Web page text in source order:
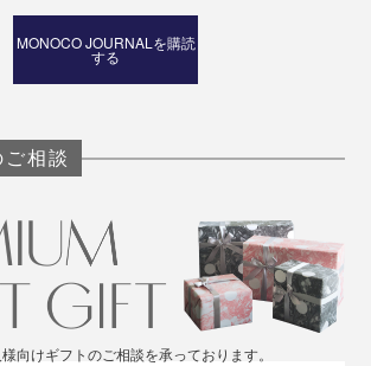
MONOCO JOURNALを購読
する
相談
向けギフトのご相談を承っております。